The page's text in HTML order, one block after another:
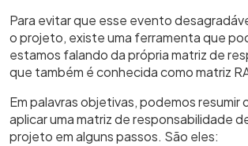
Para evitar que esse evento
o projeto, existe uma ferramenta que
estamos falando da própria matriz de
que também é conhecida como matriz
Em palavras objetivas, podemos resumir
aplicar uma matriz de responsabilidade
projeto em alguns passos. São eles: